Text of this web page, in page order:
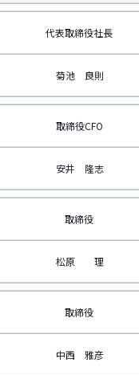
代表取締役社長
菊池 良則
取締役CFO
安井 隆志
取締役
松原 理
取締役
中西 雅彦